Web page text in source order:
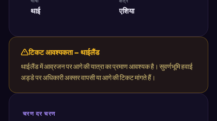
थाई एशिया
टिकट आवश्यकता – थाईलैंड
थाईलैंड में आव्रजन पर आगे की यात्रा का प्रमाण आवश्यक है। सुवर्णभूमि हवाई
अड्डे पर अधिकारी अक्सर वापसी या आगे की टिकट मांगते हैं।
चरण दर चरण